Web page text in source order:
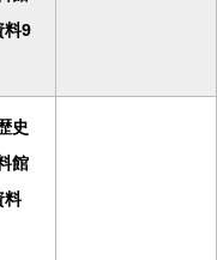
料9
史
館
料